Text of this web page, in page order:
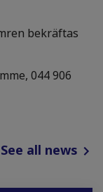
bekräftas
044 906
See all news